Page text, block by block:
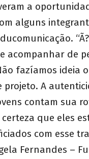
a
alguns
“Ã?
acompanhar de
fazíamos ideia
projeto. A
contam sua
certeza que eles
com esse
Fernandes –